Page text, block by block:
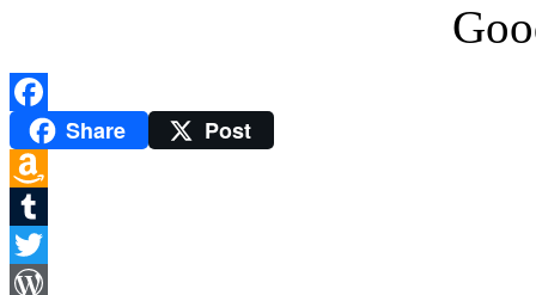
FacebookShare Post
Amazon
Wish
List
Tumblr
Twitter